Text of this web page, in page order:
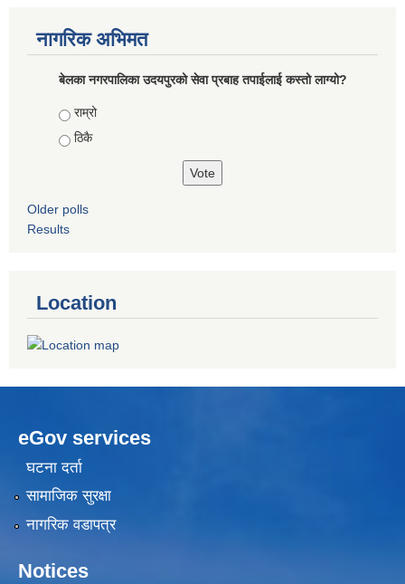
नागरिक अभिमत
बेलका नगरपालिका उदयपुरको सेवा प्रबाह तपाईलाई कस्तो लाग्यो?
Choices
राम्रो
ठिकै
Older polls
Results
Location
eGov services
घटना दर्ता
सामाजिक सुरक्षा
नागरिक वडापत्र
Notices